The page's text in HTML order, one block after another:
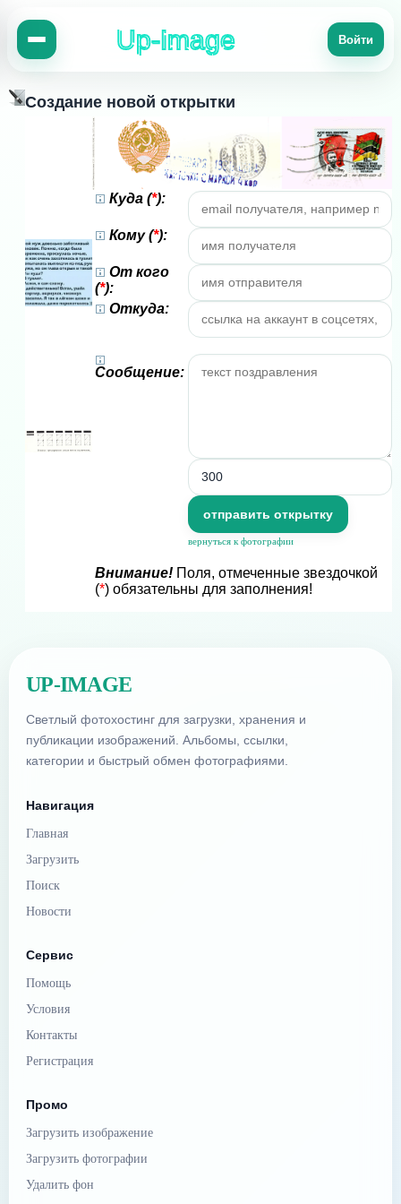
Up-Image Войти
Создание новой открытки
Куда (*):
Кому (*):
От кого
(*):
Откуда:
Сообщение:
вернуться к фотографии
Внимание! Поля, отмеченные звездочкой
(*) обязательны для заполнения!
UP-IMAGE
Светлый фотохостинг для загрузки, хранения и
публикации изображений. Альбомы, ссылки,
категории и быстрый обмен фотографиями.
Навигация
Главная
Загрузить
Поиск
Новости
Сервис
Помощь
Условия
Контакты
Регистрация
Промо
Загрузить изображение
Загрузить фотографии
Удалить фон